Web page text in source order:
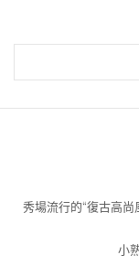
秀場流行的“復古高尚
小